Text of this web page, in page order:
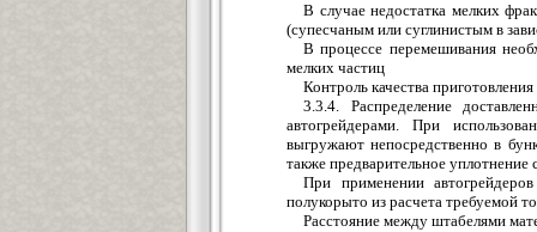
В случае недостатка мелких
(супесчаным или суглинистым в
В процессе перемешивания
мелких частиц
Контроль качества
3.3.4. Распределение
автогрейдерами. При
выгружают непосредственно в
также предварительное
При применении
полукорыто из расчета требуемой
Расстояние между штабелями